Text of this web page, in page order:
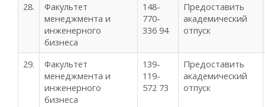
28.
Факультет
менеджмента и
инженерного
бизнеса
148-
770-
336 94
Предоставить
академический
отпуск
29.
Факультет
менеджмента и
инженерного
бизнеса
139-
119-
572 73
Предоставить
академический
отпуск